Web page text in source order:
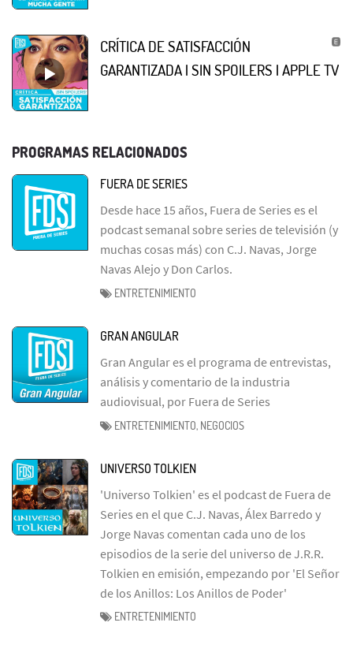
CRÍTICA DE SATISFACCIÓN
GARANTIZADA | SIN SPOILERS | APPLE TV
PROGRAMAS RELACIONADOS
FUERA DE SERIES
Desde hace 15 años, Fuera de Series es el
podcast semanal sobre series de televisión (y
muchas cosas más) con C.J. Navas, Jorge
Navas Alejo y Don Carlos.
ENTRETENIMIENTO
GRAN ANGULAR
Gran Angular es el programa de entrevistas,
análisis y comentario de la industria
audiovisual, por Fuera de Series
ENTRETENIMIENTO, NEGOCIOS
UNIVERSO TOLKIEN
'Universo Tolkien' es el podcast de Fuera de
Series en el que C.J. Navas, Álex Barredo y
Jorge Navas comentan cada uno de los
episodios de la serie del universo de J.R.R.
Tolkien en emisión, empezando por 'El Señor
de los Anillos: Los Anillos de Poder'
ENTRETENIMIENTO